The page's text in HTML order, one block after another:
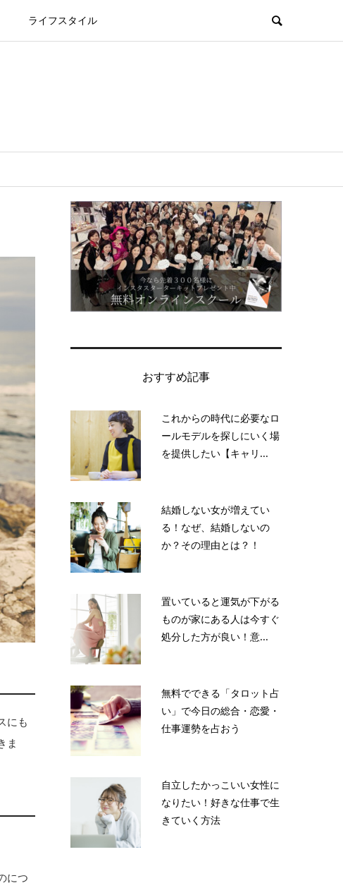
ライフスタイル
にも
ま
につ
おすすめ記事
これからの時代に必要なロ
ールモデルを探しにいく場
を提供したい【キャリ...
結婚しない女が増えてい
る！なぜ、結婚しないの
か？その理由とは？！
置いていると運気が下がる
ものが家にある人は今すぐ
処分した方が良い！意...
無料でできる「タロット占
い」で今日の総合・恋愛・
仕事運勢を占おう
自立したかっこいい女性に
なりたい！好きな仕事で生
きていく方法